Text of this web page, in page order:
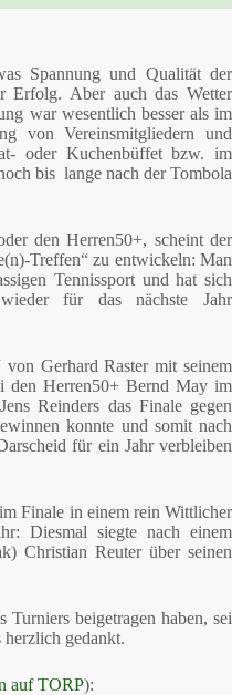
Spannung und Qualität der
Erfolg. Aber auch das Wetter
war wesentlich besser als im
von Vereinsmitgliedern und
oder Kuchenbüffet bzw. im
bis lange nach der Tombola
den Herren50+, scheint der
Treffen“ zu entwickeln: Man
Tennissport und hat sich
wieder für das nächste Jahr
Gerhard Raster mit seinem
den Herren50+ Bernd May im
Reinders das Finale gegen
konnte und somit nach
für ein Jahr verbleiben
Finale in einem rein Wittlicher
Diesmal siegte nach einem
Christian Reuter über seinen
beigetragen haben, sei
herzlich gedankt.
auf TORP):